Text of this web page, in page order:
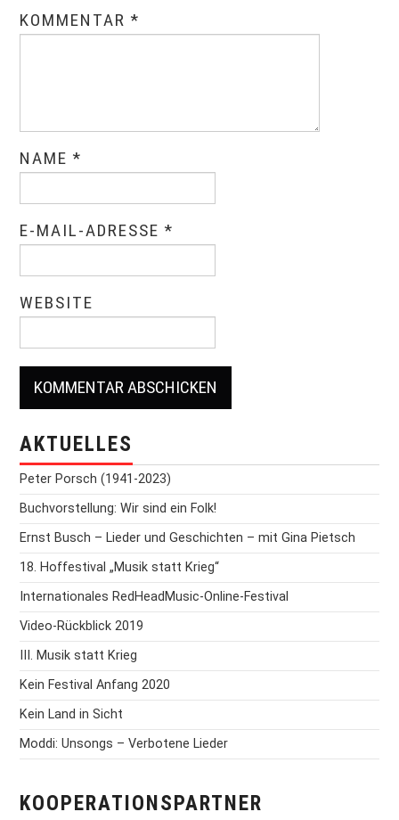
KOMMENTAR*
NAME*
E-MAIL-ADRESSE*
WEBSITE
AKTUELLES
Peter Porsch (1941-2023)
Buchvorstellung: Wir sind ein Folk!
Ernst Busch – Lieder und Geschichten – mit Gina Pietsch
18. Hoffestival „Musik statt Krieg“
Internationales RedHeadMusic-Online-Festival
Video-Rückblick 2019
III. Musik statt Krieg
Kein Festival Anfang 2020
Kein Land in Sicht
Moddi: Unsongs – Verbotene Lieder
KOOPERATIONSPARTNER